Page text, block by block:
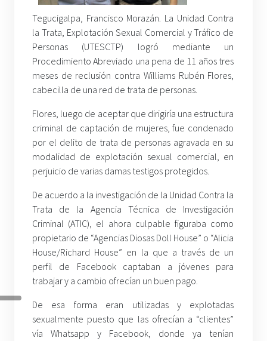
Tegucigalpa, Francisco Morazán. La Unidad Contra
la Trata, Explotación Sexual Comercial y Tráfico de
Personas (UTESCTP) logró mediante un
Procedimiento Abreviado una pena de 11 años tres
meses de reclusión contra Williams Rubén Flores,
cabecilla de una red de trata de personas.
Flores, luego de aceptar que dirigiría una estructura
criminal de captación de mujeres, fue condenado
por el delito de trata de personas agravada en su
modalidad de explotación sexual comercial, en
perjuicio de varias damas testigos protegidos.
De acuerdo a la investigación de la Unidad Contra la
Trata de la Agencia Técnica de Investigación
Criminal (ATIC), el ahora culpable figuraba como
propietario de “Agencias Diosas Doll House” o “Alicia
House/Richard House” en la que a través de un
perfil de Facebook captaban a jóvenes para
trabajar y a cambio ofrecían un buen pago.
De esa forma eran utilizadas y explotadas
sexualmente puesto que las ofrecían a “clientes”
vía Whatsapp y Facebook, donde ya tenían